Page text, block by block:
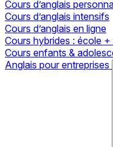
Cours d’anglais
Cours d’anglais intensifs
Cours d’anglais en ligne
Cours hybrides : école +
Cours enfants &
Anglais pour entreprises